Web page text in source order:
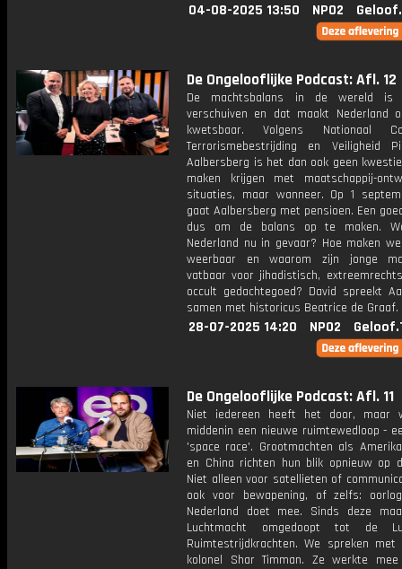
04-08-2025 13:50 NPO2
De Ongelooflijke Podcast: Afl. 12
De machtsbalans in de wereld
verschuiven en dat maakt Nederland
kwetsbaar. Volgens Nationaal
Terrorismebestrijding en Veiligheid
Aalbersberg is het dan ook geen
maken krijgen met maatschappij-
situaties, maar wanneer. Op 1
gaat Aalbersberg met pensioen. Een
dus om de balans op te maken.
Nederland nu in gevaar? Hoe maken
weerbaar en waarom zijn jonge
vatbaar voor jihadistisch,
occult gedachtegoed? David spreekt
samen met historicus Beatrice de Graaf.
28-07-2025 14:20 NPO2
De Ongelooflijke Podcast: Afl. 11
Niet iedereen heeft het door, maar
middenin een nieuwe ruimtewedloop -
'space race'. Grootmachten als
en China richten hun blik opnieuw op
Niet alleen voor satellieten of
ook voor bewapening, of zelfs:
Nederland doet mee. Sinds deze
Luchtmacht omgedoopt tot de
Ruimtestrijdkrachten. We spreken met
kolonel Shar Timman. Ze werkte